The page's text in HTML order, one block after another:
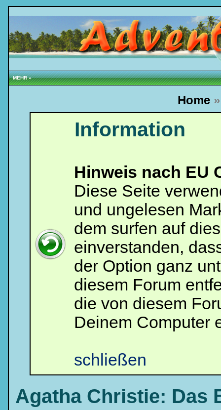
MEHR »
Trage
bitte
in
die
Felder
Deinen
Benutzernamen
und
Kennwort
ein,
um
Dich
einzuloggen.
Username:
Passwort:
Home
Information
Hinweis nach EU
Diese Seite
und ungelesen
dem surfen auf
einverstanden,
der Option ganz
diesem Forum
die von diesem
Deinem Computer
schließen
Agatha Christie: Das